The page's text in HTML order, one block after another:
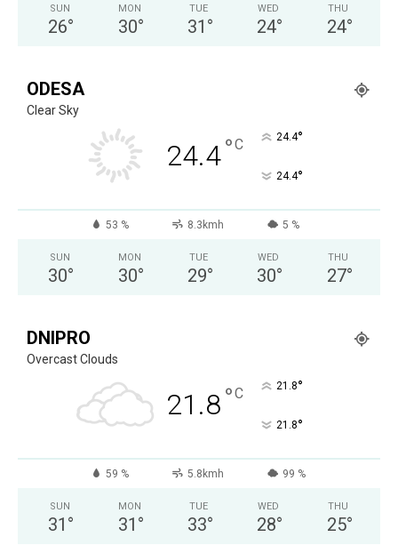
SUN
26°
MON
30°
TUE
31 °
WED
24°
THU
24°
ODESA
Clear Sky
24.4°C 24.4°
24.4°
53 % 8.3kmh 5 %
SUN
30°
MON
30°
TUE
29°
WED
30°
THU
27°
DNIPRO
Overcast Clouds
21.8°C 21.8°
21.8°
59 % 5.8kmh 99 %
SUN
31 °
MON
31 °
TUE
33°
WED
28°
THU
25°